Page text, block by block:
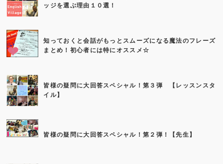
ッジを選ぶ理由１０選！
知っておくと会話がもっとスムーズになる魔法のフレーズ
まとめ！初心者には特にオススメ☆
皆様の疑問に大回答スペシャル！第３弾 【レッスンスタ
イル】
皆様の疑問に大回答スペシャル！第２弾！【先生】